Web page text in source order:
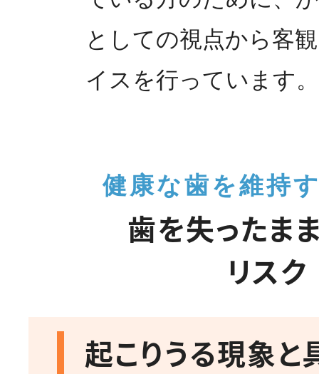
としての視点から客
イスを行っています。
歯を失ったま
リスク
健康な歯を維持
起こりうる現象と